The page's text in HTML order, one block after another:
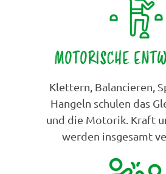
MOTORISCHE
Klettern, Balancieren,
Hangeln schulen das
und die Motorik. Kraft
werden insgesamt